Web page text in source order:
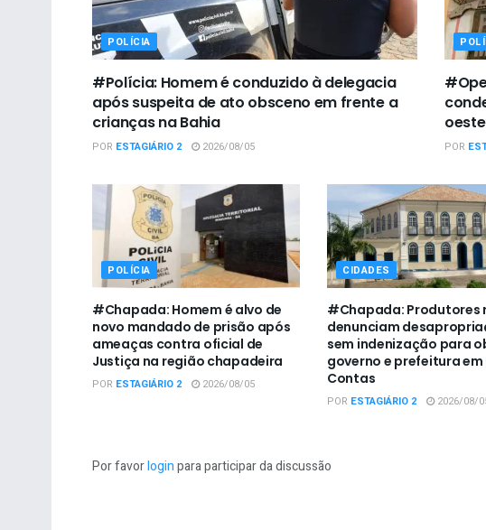
POLÍCIA
#Polícia: Homem é conduzido à delegacia
após suspeita de ato obsceno em frente a
crianças na Bahia
POR ESTAGIÁRIO 2 2026/08/05 POR
POLÍCIA
#Chapada: Homem é alvo de
novo mandado de prisão após
ameaças contra oficial de
Justiça na região chapadeira
POR ESTAGIÁRIO 2 2026/08/05
CIDADES
#Chapada: Produtores
denunciam
sem indenização para
governo e prefeitura em
Contas
POR ESTAGIÁRIO 2 2026/08/
Por favorloginpara participar da discussão